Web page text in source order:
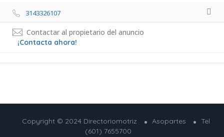
3143326107
Contactar al propietario del anuncio
¡Contacta ahora!
Copyright © 2024 Directoriomotriz Asopartes
Tel
(601) 7655700